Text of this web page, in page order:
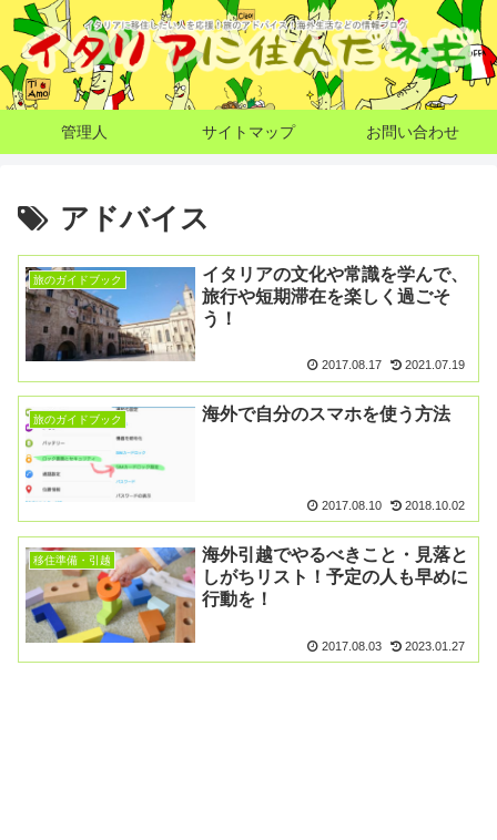
管理人 サイトマップ お問い合わせ
アドバイス
旅のガイドブック
イタリアの文化や常識を学んで、
旅行や短期滞在を楽しく過ごそ
う！
2017.08.17 2021.07.19
旅のガイドブック 海外で自分のスマホを使う方法
2017.08.10 2018.10.02
移住準備・引越
海外引越でやるべきこと・見落と
しがちリスト！予定の人も早めに
行動を！
2017.08.03 2023.01.27